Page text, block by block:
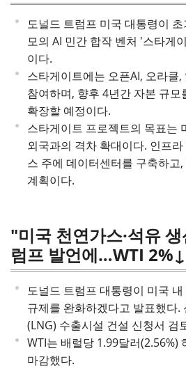
도널드 트럼프 미국 대통령이
모의 AI 민간 합작 벤처 '스타게
이다.
스타게이트에는 오픈AI, 오라클
참여하며, 향후 4년간 자본 규
확장할 예정이다.
스타게이트 프로젝트의 목표는
외국과의 격차 확대이다. 인프
스 주에 데이터센터를 구축하고
계획이다.
"미국 천연가스·석유
럼프 발언에…WTI 2%↓
도널드 트럼프 대통령이 미국
규제를 완화하겠다고 발표했다.
(LNG) 수출시설 건설 신청서 검
WTI는 배럴당 1.99달러(2.56%)
마감했다.